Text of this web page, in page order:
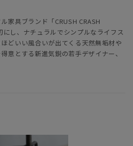
家具ブランド「CRUSH CRASH
にし、ナチュラルでシンプルなライフス
どいい風合いが出てくる天然無垢材や
意とする新進気鋭の若手デザイナー、